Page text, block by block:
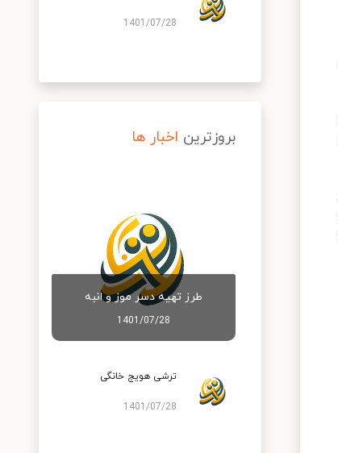
1401/07/28
بروزترین اخبار ها
طرز تهیه دسر موز و انبه
1401/07/28
ترشی هویج خانگی
1401/07/28